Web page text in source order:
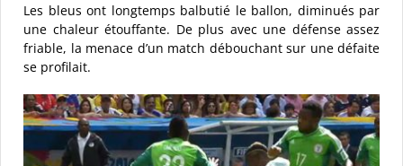
Les bleus ont longtemps balbutié le ballon, diminués par
une chaleur étouffante. De plus avec une défense assez
friable, la menace d’un match débouchant sur une défaite
se profilait.